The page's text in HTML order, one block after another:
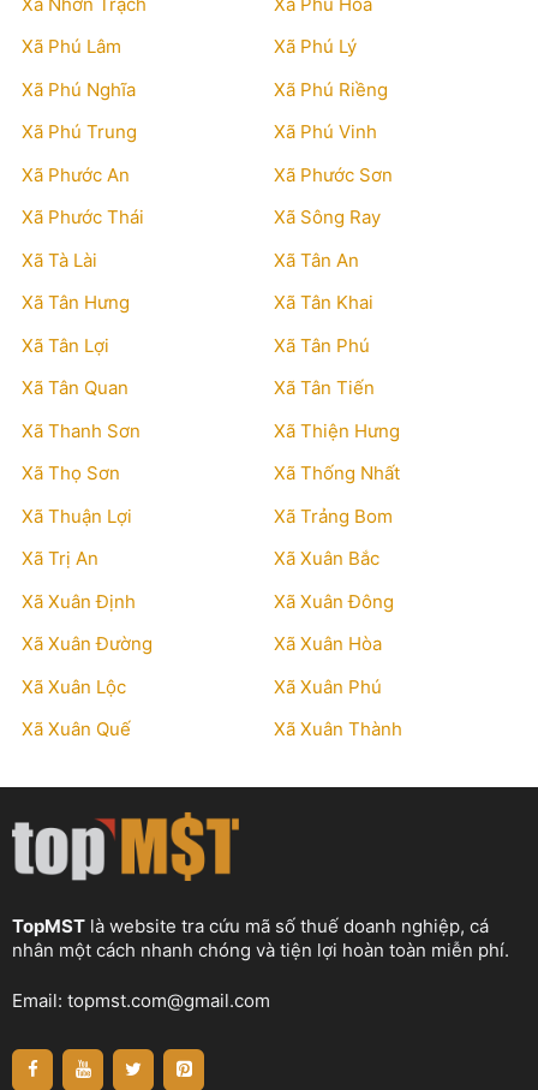
Xã Phú Lâm
Xã Phú Lý
Xã Phú Nghĩa
Xã Phú Riềng
Xã Phú Trung
Xã Phú Vinh
Xã Phước An
Xã Phước Sơn
Xã Phước Thái
Xã Sông Ray
Xã Tà Lài
Xã Tân An
Xã Tân Hưng
Xã Tân Khai
Xã Tân Lợi
Xã Tân Phú
Xã Tân Quan
Xã Tân Tiến
Xã Thanh Sơn
Xã Thiện Hưng
Xã Thọ Sơn
Xã Thống Nhất
Xã Thuận Lợi
Xã Trảng Bom
Xã Trị An
Xã Xuân Bắc
Xã Xuân Định
Xã Xuân Đông
Xã Xuân Đường
Xã Xuân Hòa
Xã Xuân Lộc
Xã Xuân Phú
Xã Xuân Quế
Xã Xuân Thành
TopMST là website tra cứu mã số thuế doanh nghiệp, cá
nhân một cách nhanh chóng và tiện lợi hoàn toàn miễn phí.
Email: topmst.com@gmail.com